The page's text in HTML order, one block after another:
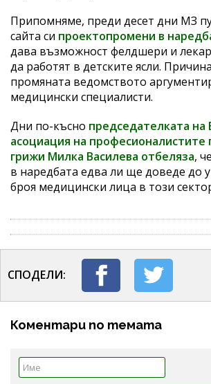
Припомняме, преди десет дни МЗ
сайта си проектопромени в
дава възможност фелдшери и
да работят в детските ясли.
промяната ведомството
медицински специалисти.
Дни по-късно председателката на
асоциация на професионалистите
грижи Милка Василева отбеляза,
в наредбата едва ли ще доведе до
броя медицински лица в този
СПОДЕЛИ:
Коментари по темата